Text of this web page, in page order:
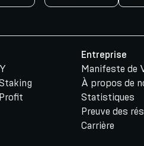
Entreprise
Manifeste de
À propos de
Statistiques
Preuve des
Carrière